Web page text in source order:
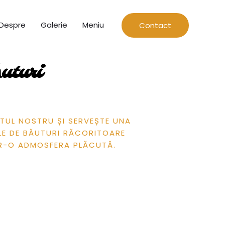
Galerie Meniu Contact
NOSTRU ȘI SERVEȘTE UNA
DE BĂUTURI RĂCORITOARE
O ADMOSFERA PLĂCUTĂ.